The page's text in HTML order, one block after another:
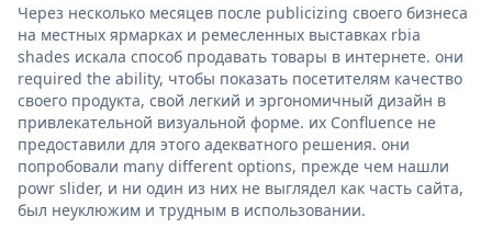
Через несколько месяцев после publicizing своего бизнеса
на местных ярмарках и ремесленных выставках rbia
shades искала способ продавать товары в интернете. они
required the ability, чтобы показать посетителям качество
своего продукта, свой легкий и эргономичный дизайн в
привлекательной визуальной форме. их Confluence не
предоставили для этого адекватного решения. они
попробовали many different options, прежде чем нашли
powr slider, и ни один из них не выглядел как часть сайта,
был неуклюжим и трудным в использовании.